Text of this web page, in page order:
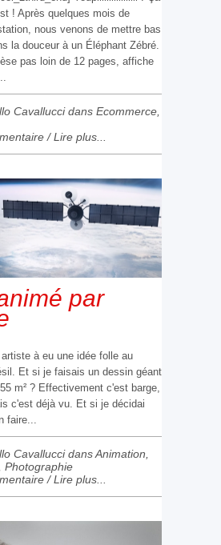
! Après quelques mois de
nous venons de mettre bas
la douceur à un Éléphant Zébré.
pas loin de 12 pages, affiche
Cavallucci dans Ecommerce
/Lire plus...
par
artiste à eu une idée folle au
Et si je faisais un dessin géant
m² ? Effectivement c'est barge,
c'est déjà vu. Et si je décidai
faire...
Cavallucci dansAnimation,
Photographie
/Lire plus...